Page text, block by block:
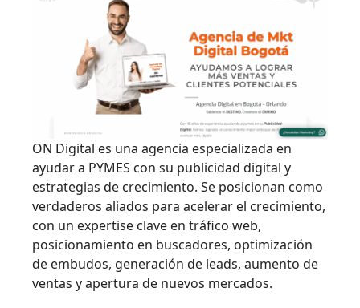
ON Digital es una agencia especializada en
ayudar a PYMES con su publicidad digital y
estrategias de crecimiento. Se posicionan como
verdaderos aliados para acelerar el crecimiento,
con un expertise clave en tráfico web,
posicionamiento en buscadores, optimización
de embudos, generación de leads, aumento de
ventas y apertura de nuevos mercados.